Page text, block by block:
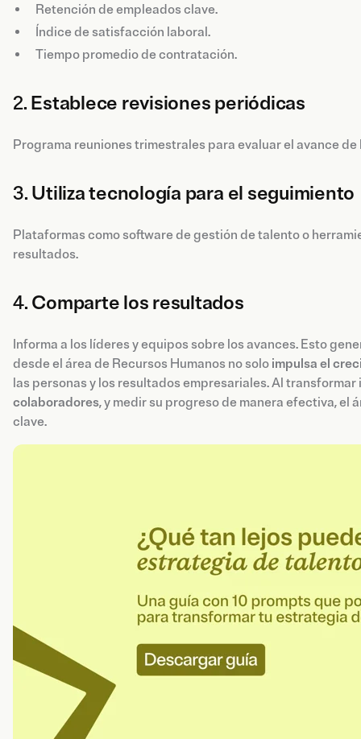
Retención de empleados clave.
Índice de satisfacción laboral.
Tiempo promedio de contratación.
2. Establece revisiones periódicas
Programa reuniones trimestrales para evaluar el avance
3. Utiliza tecnología para el seguimiento
Plataformas como software de gestión de talento o
resultados.
4. Comparte los resultados
Informa a los líderes y equipos sobre los avances. Esto
desde el área de Recursos Humanos no solo impulsa el
las personas y los resultados empresariales. Al
colaboradores, y medir su progreso de manera efectiva, el
clave.